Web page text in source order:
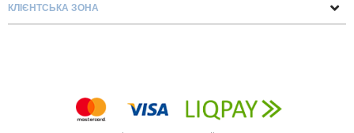
Блог
Доставка та оплата
КЛІЄНТСЬКА ЗОНА